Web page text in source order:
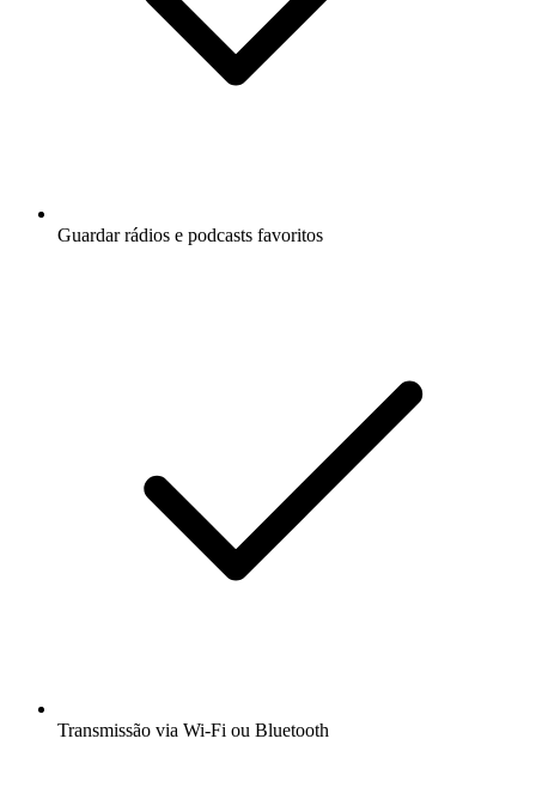
Guardar rádios e podcasts favoritos
Transmissão via Wi-Fi ou Bluetooth